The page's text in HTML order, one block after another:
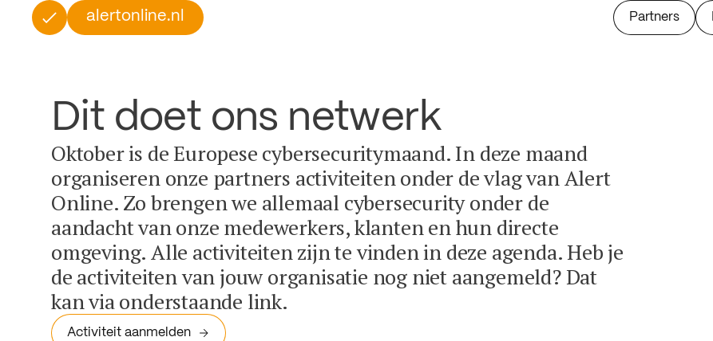
alertonline.nl Partners
Dit doet ons netwerk
Oktober is de Europese cybersecuritymaand. In deze maand
organiseren onze partners activiteiten onder de vlag van Alert
Online. Zo brengen we allemaal cybersecurity onder de
aandacht van onze medewerkers, klanten en hun directe
omgeving. Alle activiteiten zijn te vinden in deze agenda. Heb je
de activiteiten van jouw organisatie nog niet aangemeld? Dat
kan via onderstaande link.
Activiteit aanmelden